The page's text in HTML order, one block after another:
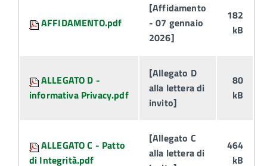
AFFIDAMENTO.pdf
[Affidamento
- 07 gennaio
2026]
182
kB
ALLEGATO D -
informativa Privacy.pdf
[Allegato D
alla lettera di
invito]
80
kB
ALLEGATO C - Patto
di Integrità.pdf
[Allegato C
alla lettera di
464
kB